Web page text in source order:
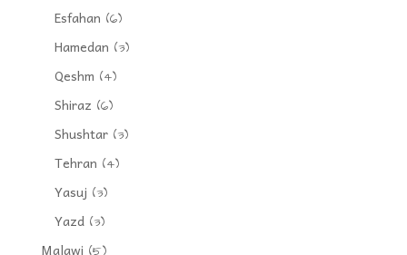
Esfahan (6)
Hamedan (3)
Qeshm (4)
Shiraz (6)
Shushtar(3)
Tehran (4)
Yasuj (3)
Yazd(3)
Malawi (5)